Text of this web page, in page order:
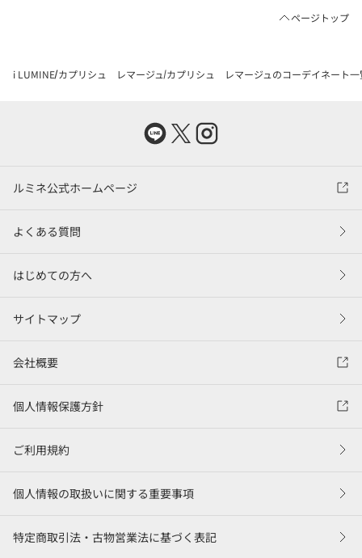
ページトップ
i LUMINE カプリシュ レマージュ カプリシュ レマージュのコーデイネート一
ルミネ公式ホームページ
よくある質問
はじめての方へ
サイトマップ
会社概要
個人情報保護方針
ご利用規約
個人情報の取扱いに関する重要事項
特定商取引法・古物営業法に基づく表記